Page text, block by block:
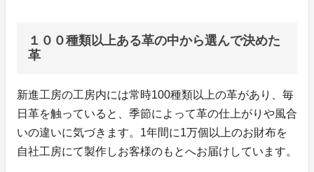
１００種類以上ある革の中から選んで決めた
革
新進工房の工房内には常時100種類以上の革があり、毎
日革を触っていると、季節によって革の仕上がりや風合
いの違いに気づきます。1年間に1万個以上のお財布を
自社工房にて製作しお客様のもとへお届けしています。